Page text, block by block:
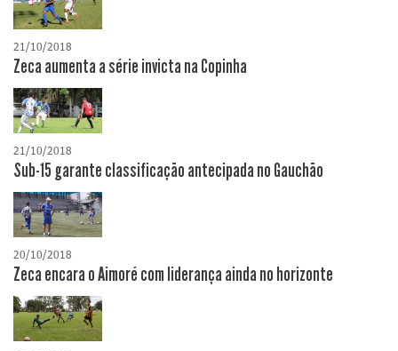
21/10/2018
Zeca aumenta a série invicta na Copinha
21/10/2018
Sub-15 garante classificação antecipada no Gauchão
20/10/2018
Zeca encara o Aimoré com liderança ainda no horizonte